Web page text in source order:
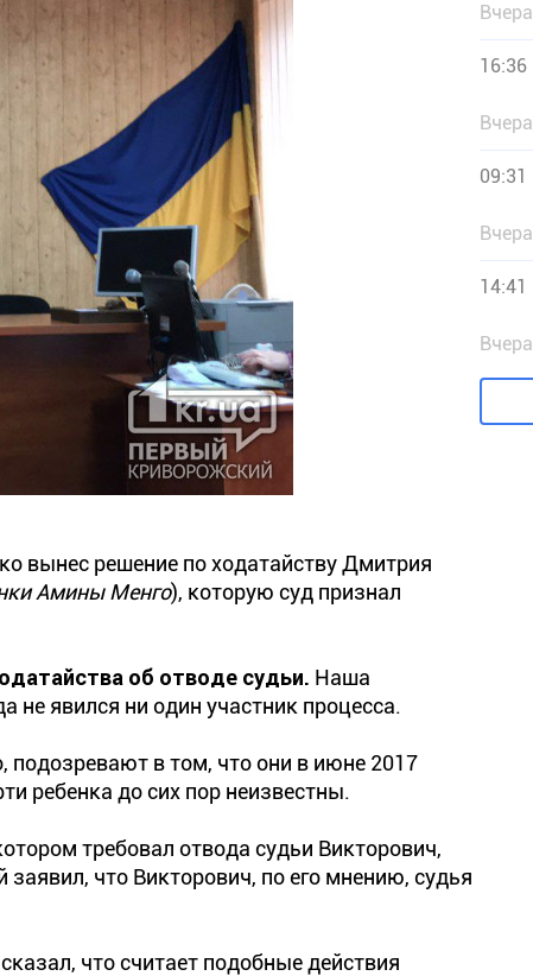
вынес решение по ходатайству Дмитрия
Амины Менго), которую суд признал
об отводе судьи. Наша
не явился ни один участник процесса.
в том, что они в июне 2017
ребенка до сих пор неизвестны.
требовал отвода судьи Викторович,
что Викторович, по его мнению, судья
что считает подобные действия
Вчера
16:36
Вчера
09:31
Вчера
14:41
Вчера